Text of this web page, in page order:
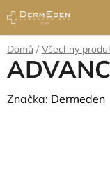
na
obsah
Domů / Všechny
Značka: Dermeden